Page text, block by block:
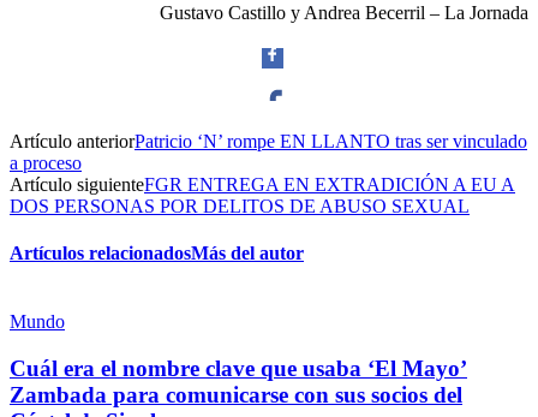
Gustavo Castillo y Andrea Becerril – La Jornada
Facebook
Artículo anteriorPatricio ‘N’ rompe EN LLANTO tras ser vinculado
a proceso
Artículo siguienteFGR ENTREGA EN EXTRADICIÓN A EU A
DOS PERSONAS POR DELITOS DE ABUSO SEXUAL
Artículos relacionadosMás del autor
Mundo
Cuál era el nombre clave que usaba ‘El Mayo’
Zambada para comunicarse con sus socios del